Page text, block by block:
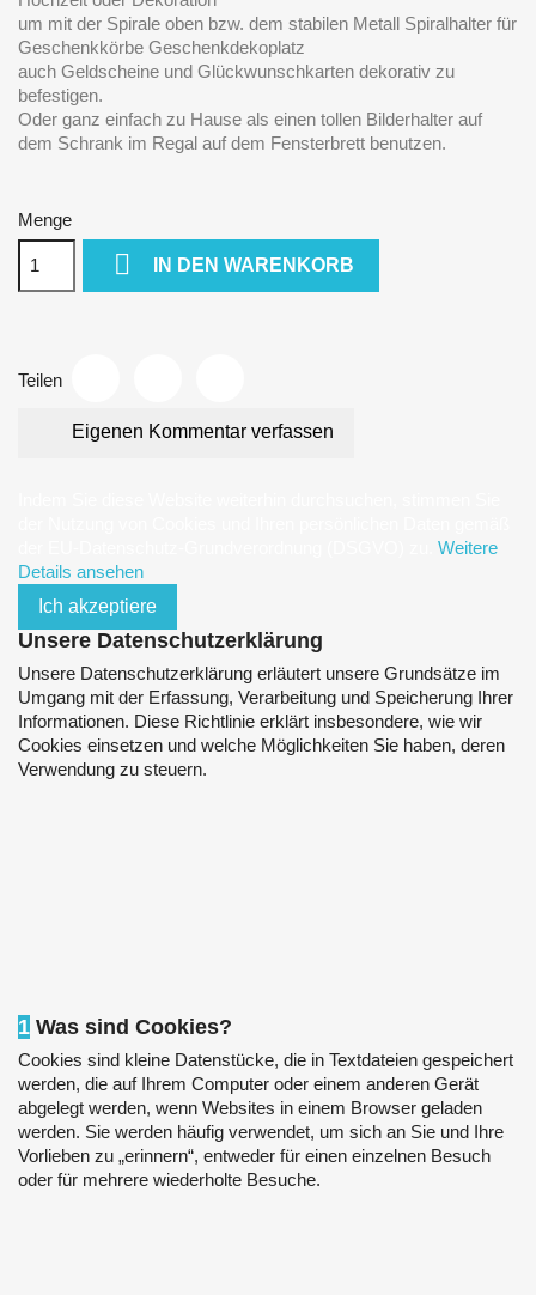
um mit der Spirale oben bzw. dem stabilen Metall Spiralhalter für
Geschenkkörbe Geschenkdekoplatz
auch Geldscheine und Glückwunschkarten dekorativ zu
befestigen.
Oder ganz einfach zu Hause als einen tollen Bilderhalter auf
dem Schrank im Regal auf dem Fensterbrett benutzen.
Menge
 IN DEN WARENKORB
Teilen
Eigenen Kommentar verfassen
Weitere
Details ansehen
Ich akzeptiere
Unsere Datenschutzerklärung
Unsere Datenschutzerklärung erläutert unsere Grundsätze im
Umgang mit der Erfassung, Verarbeitung und Speicherung Ihrer
Informationen. Diese Richtlinie erklärt insbesondere, wie wir
Cookies einsetzen und welche Möglichkeiten Sie haben, deren
Verwendung zu steuern.
1 Was sind Cookies?
Cookies sind kleine Datenstücke, die in Textdateien gespeichert
werden, die auf Ihrem Computer oder einem anderen Gerät
abgelegt werden, wenn Websites in einem Browser geladen
werden. Sie werden häufig verwendet, um sich an Sie und Ihre
Vorlieben zu „erinnern“, entweder für einen einzelnen Besuch
oder für mehrere wiederholte Besuche.